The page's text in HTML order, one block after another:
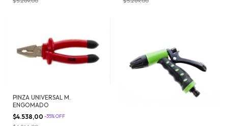
PINZA UNIVERSAL M.
ENGOMADO
$4.538,00 -35%OFF